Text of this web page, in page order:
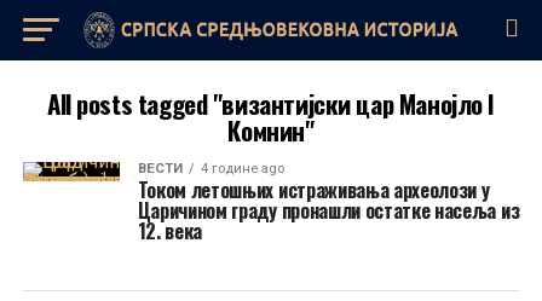
All posts tagged "византијски цар Манојло I
Комнин"
ВЕСТИ 4 године ago
Током летошњих истраживања археолози у
Царичином граду пронашли остатке насеља из
12. века